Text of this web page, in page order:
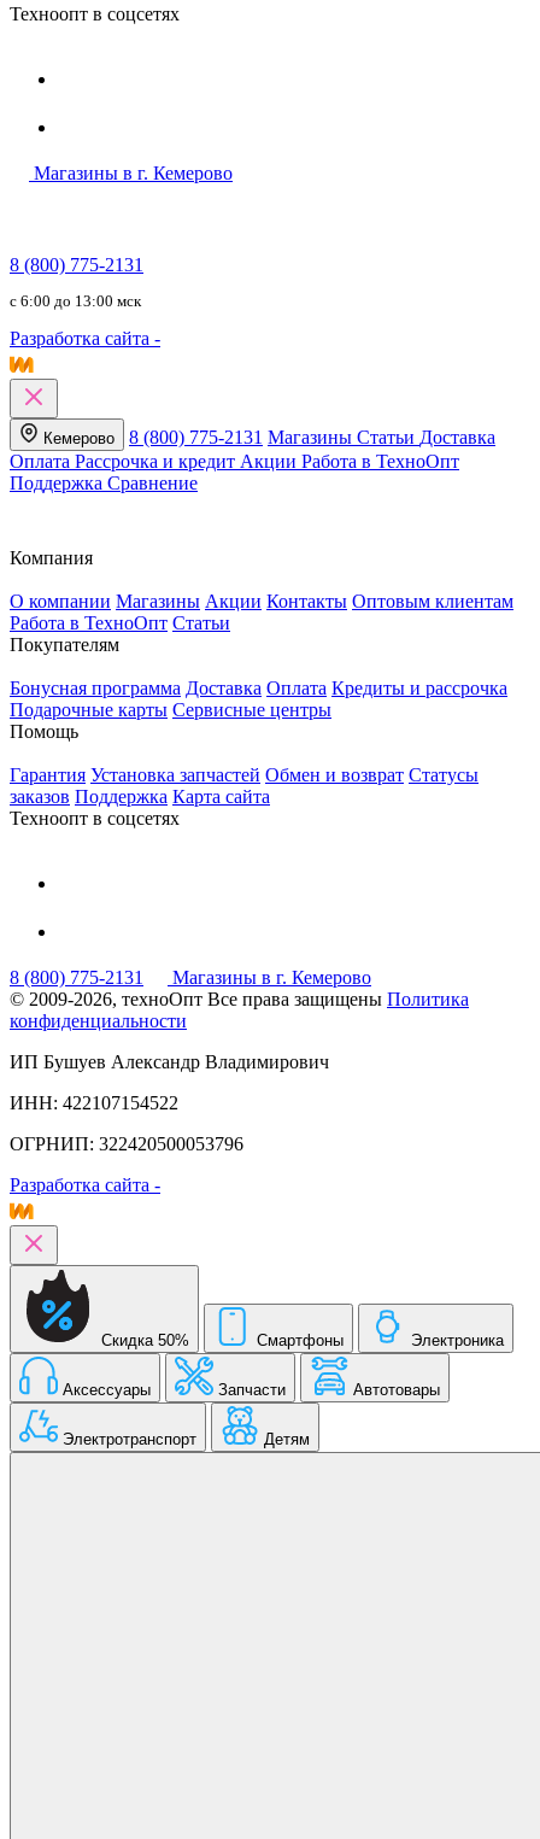
Техноопт в соцсетях
Магазины в г. Кемерово
8 (800) 775-2131
c 6:00 до 13:00 мск
Разработка сайта -
Кемерово 8 (800) 775-2131 Магазины Статьи Доставка
Оплата Рассрочка и кредит Акции Работа в ТехноОпт
Поддержка Сравнение
Компания
О компании Магазины Акции Контакты Оптовым клиентам
Работа в ТехноОпт Статьи
Покупателям
Бонусная программа Доставка Оплата Кредиты и рассрочка
Подарочные карты Сервисные центры
Помощь
Гарантия Установка запчастей Обмен и возврат Статусы
заказов Поддержка Карта сайта
Техноопт в соцсетях
8 (800) 775-2131
Магазины в г. Кемерово
© 2009-2026, техноОпт Все права защищены Политика
конфиденциальности
ИП Бушуев Александр Владимирович
ИНН: 422107154522
ОГРНИП: 322420500053796
Разработка сайта -
Скидка 50% Смартфоны Электроника
Аксессуары Запчасти Автотовары
Электротранспорт Детям